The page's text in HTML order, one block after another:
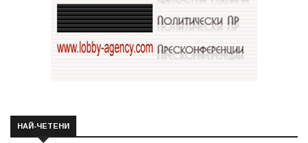
НАЙ-ЧЕТЕНИ